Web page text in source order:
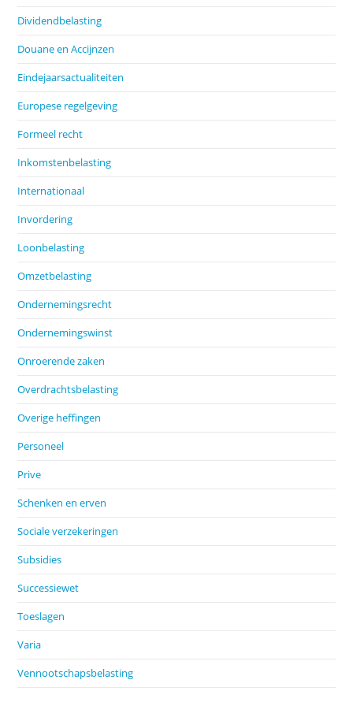
Dividendbelasting
Douane en Accijnzen
Eindejaarsactualiteiten
Europese regelgeving
Formeel recht
Inkomstenbelasting
Internationaal
Invordering
Loonbelasting
Omzetbelasting
Ondernemingsrecht
Ondernemingswinst
Onroerende zaken
Overdrachtsbelasting
Overige heffingen
Personeel
Prive
Schenken en erven
Sociale verzekeringen
Subsidies
Successiewet
Toeslagen
Varia
Vennootschapsbelasting